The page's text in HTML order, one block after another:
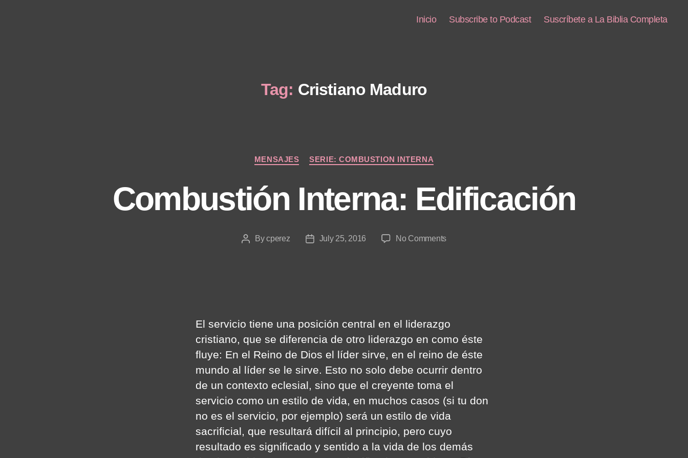
Inicio Subscribe to Podcast Suscríbete a La Biblia Completa
Tag: Cristiano Maduro
Categories
MENSAJES SERIE: COMBUSTION INTERNA
Combustión Interna: Edificación
PostBycperez
PostJuly 25, 2016 No Commentson
El servicio tiene una posición central en el liderazgo
cristiano, que se diferencia de otro liderazgo en como éste
fluye: En el Reino de Dios el líder sirve, en el reino de éste
mundo al líder se le sirve. Esto no solo debe ocurrir dentro
de un contexto eclesial, sino que el creyente toma el
servicio como un estilo de vida, en muchos casos (si tu don
no es el servicio, por ejemplo) será un estilo de vida
sacrificial, que resultará difícil al principio, pero cuyo
resultado es significado y sentido a la vida de los demás